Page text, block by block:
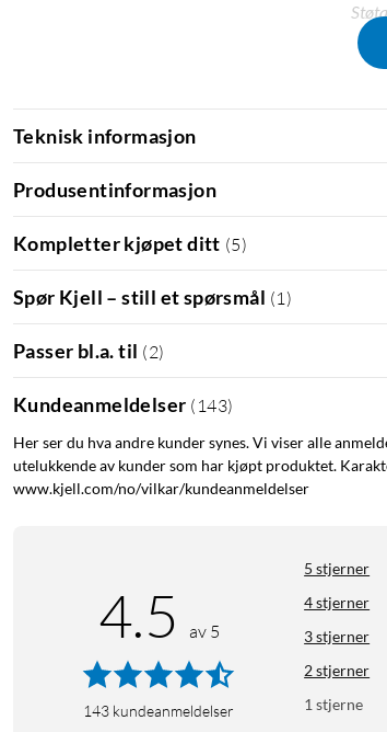
Teknisk informasjon
Produsentinformasjon
Kompletter kjøpet ditt (5)
Spør Kjell – still et spørsmål (1 )
Passer bl.a. til (2)
Kundeanmeldelser ( 143)
Her ser du hva andre kunder synes. Vi viser alle
utelukkende av kunder som har kjøpt produktet.
www.kjell.com/no/vilkar/kundeanmeldelser
4.5 av 5
143 kundeanmeldelser
5 stjerner
4 stjerner
3 stjerner
2 stjerner
1 stjerne